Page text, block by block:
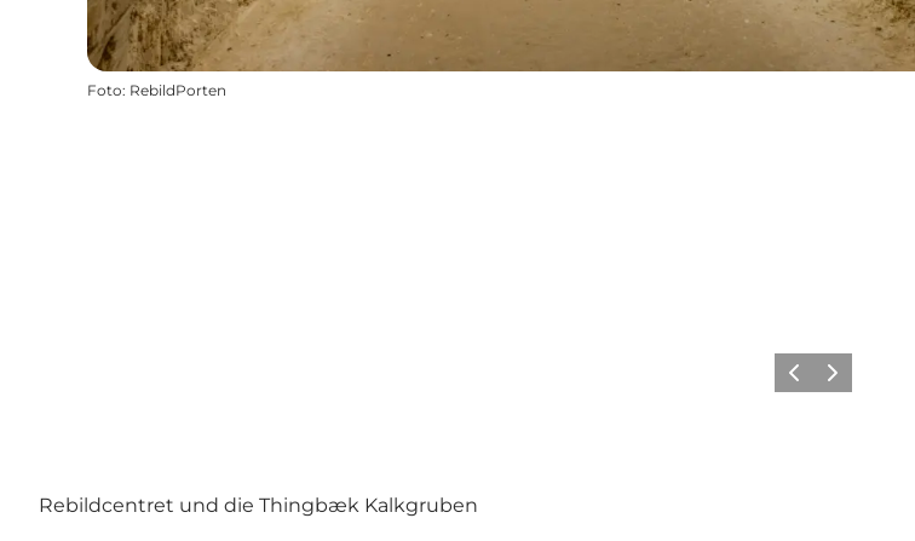
Foto: RebildPorten
ZurückWeiter
Rebildcentret und die Thingbæk Kalkgruben